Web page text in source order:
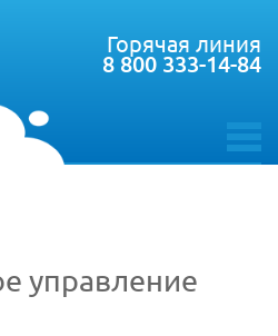
toggle
Горячая линия
8 800 333-14-84
управление